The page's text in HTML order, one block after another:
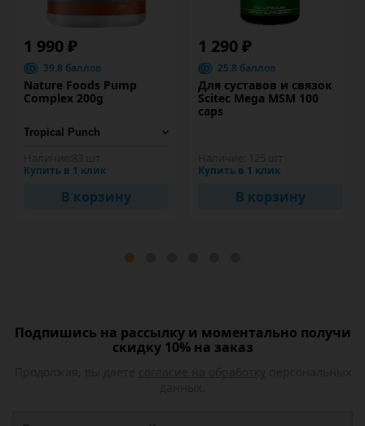
1 990 ₽
39.8 баллов
Nature Foods Pump
Complex 200g
Купить в 1 клик
В корзину
1 290 ₽
25.8 баллов
Для суставов и связок
Scitec Mega MSM 100
caps
Купить в 1 клик
В корзину
Подпишись на рассылку и моментально получи
скидку 10% на заказ